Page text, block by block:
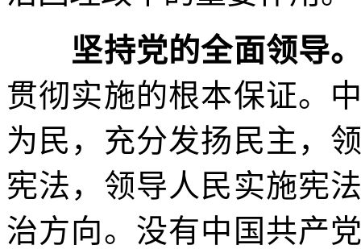
坚持党的全面领导
贯彻实施的根本保证。
为民，充分发扬民主，
宪法，领导人民实施宪
治方向。没有中国共产